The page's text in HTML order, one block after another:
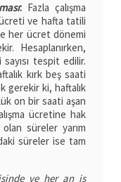
: Fazla çalışma
ve hafta tatili
her ücret dönemi
Hesaplanırken,
tespit edilir.
kırk beş saati
gerekir ki, haftalık
on bir saati aşan
ücretine hak
olan süreler yarım
süreler ise tam
ve her an iş